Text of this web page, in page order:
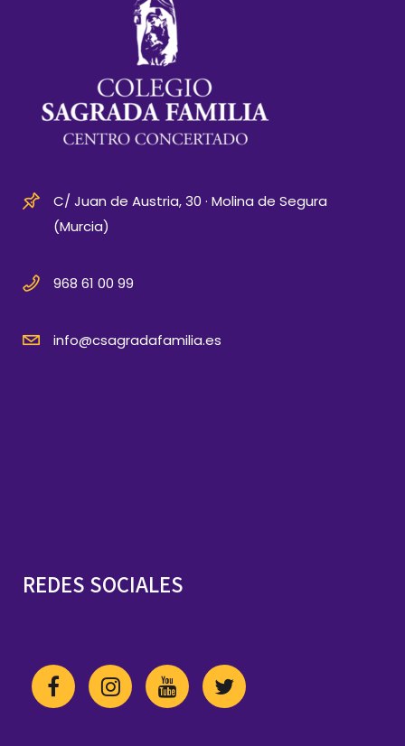
C/ Juan de Austria, 30 · Molina de Segura
(Murcia)
968 61 00 99
info@csagradafamilia.es
REDES SOCIALES